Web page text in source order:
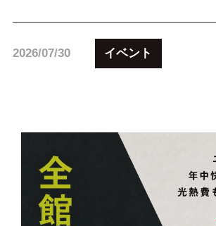
2026/07/30 イベント